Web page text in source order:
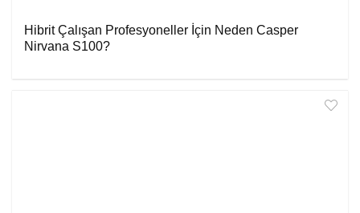
Hibrit Çalışan Profesyoneller İçin Neden Casper
Nirvana S100?